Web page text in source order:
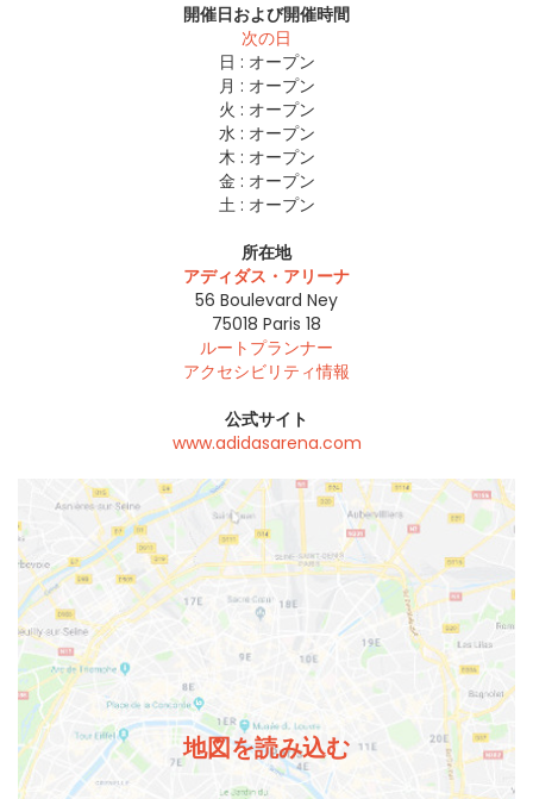
開催日および開催時間
次の日
日 : オープン
月 : オープン
火 : オープン
水 : オープン
木 : オープン
金 : オープン
土 : オープン
所在地
アディダス・アリーナ
56 Boulevard Ney
75018 Paris 18
ルートプランナー
アクセシビリティ情報
公式サイト
www.adidasarena.com
地図を読み込む